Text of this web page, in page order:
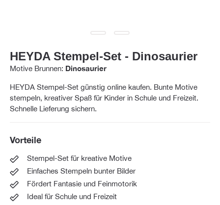
HEYDA Stempel-Set - Dinosaurier
Motive Brunnen: Dinosaurier
HEYDA Stempel-Set günstig online kaufen. Bunte Motive
stempeln, kreativer Spaß für Kinder in Schule und Freizeit.
Schnelle Lieferung sichern.
Vorteile
Stempel-Set für kreative Motive
Einfaches Stempeln bunter Bilder
Fördert Fantasie und Feinmotorik
Ideal für Schule und Freizeit